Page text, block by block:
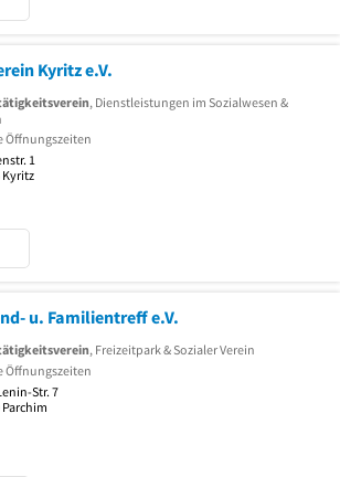
Kyritz e.V.
, Dienstleistungen im Sozialwesen &
Öffnungszeiten
1
Kyritz
u. Familientreff e.V.
, Freizeitpark & Sozialer Verein
Öffnungszeiten
Str. 7
Parchim